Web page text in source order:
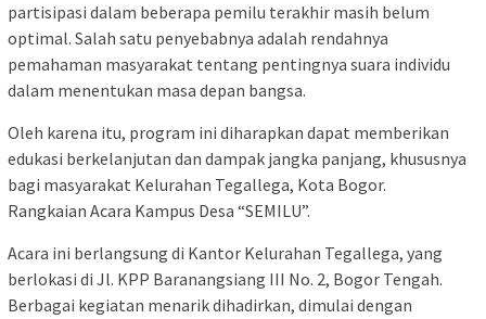
partisipasi dalam beberapa pemilu terakhir masih belum
optimal. Salah satu penyebabnya adalah rendahnya
pemahaman masyarakat tentang pentingnya suara individu
dalam menentukan masa depan bangsa.
Oleh karena itu, program ini diharapkan dapat memberikan
edukasi berkelanjutan dan dampak jangka panjang, khususnya
bagi masyarakat Kelurahan Tegallega, Kota Bogor.
Rangkaian Acara Kampus Desa “SEMILU”.
Acara ini berlangsung di Kantor Kelurahan Tegallega, yang
berlokasi di Jl. KPP Baranangsiang III No. 2, Bogor Tengah.
Berbagai kegiatan menarik dihadirkan, dimulai dengan